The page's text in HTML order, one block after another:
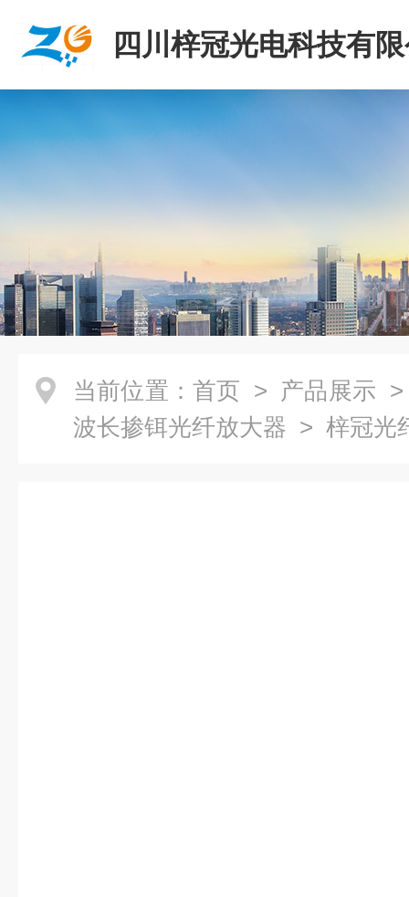
四川梓冠光电科技有
当前位置： 首页 > 产品展示
波长掺铒光纤放大器 > 梓冠光